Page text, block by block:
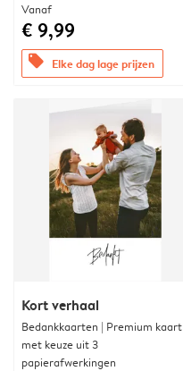
Vanaf
€ 9,99
offers Elke dag lage prijzen
Kort verhaal
Bedankkaarten | Premium kaart
met keuze uit 3
papierafwerkingen